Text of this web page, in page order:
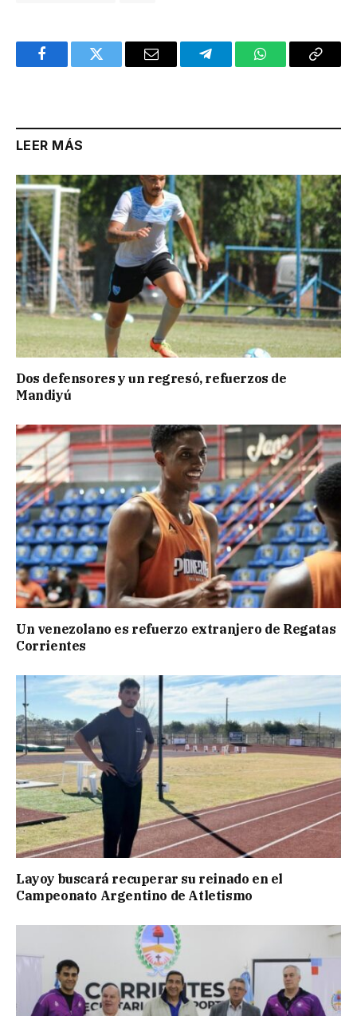
FacebookTwitter Email TelegramWhatsAppCopy
LEER MÁS
Dos defensores y un regresó, refuerzos de
Mandiyú
Un venezolano es refuerzo extranjero de Regatas
Corrientes
Layoy buscará recuperar su reinado en el
Campeonato Argentino de Atletismo